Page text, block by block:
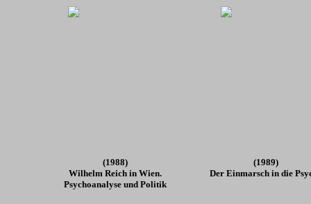
(1988)
Wilhelm Reich in Wien.
Psychoanalyse und Politik
(1989)
Der Einmarsch in die